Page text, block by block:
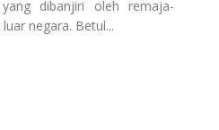
dibanjiri oleh remaja-
negara. Betul...